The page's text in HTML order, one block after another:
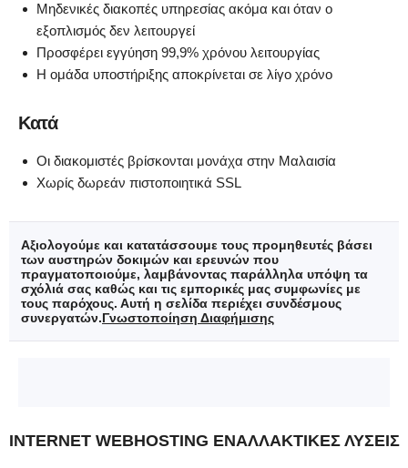
Μηδενικές διακοπές υπηρεσίας ακόμα και όταν ο
εξοπλισμός δεν λειτουργεί
Προσφέρει εγγύηση 99,9% χρόνου λειτουργίας
Η ομάδα υποστήριξης αποκρίνεται σε λίγο χρόνο
Κατά
Οι διακομιστές βρίσκονται μονάχα στην Μαλαισία
Χωρίς δωρεάν πιστοποιητικά SSL
Αξιολογούμε και κατατάσσουμε τους προμηθευτές βάσει
των αυστηρών δοκιμών και ερευνών που
πραγματοποιούμε, λαμβάνοντας παράλληλα υπόψη τα
σχόλιά σας καθώς και τις εμπορικές μας συμφωνίες με
τους παρόχους. Αυτή η σελίδα περιέχει συνδέσμους
συνεργατών.Γνωστοποίηση Διαφήμισης
INTERNET WEBHOSTING ΕΝΑΛΛΑΚΤΙΚΈΣ ΛΎΣΕΙΣ